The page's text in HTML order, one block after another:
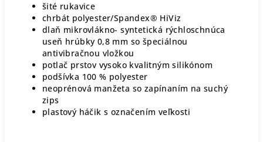
šité rukavice
chrbát polyester/Spandex® HiViz
dlaň mikrovlákno- syntetická rýchloschnúca
useň hrúbky 0,8 mm so špeciálnou
antivibračnou vložkou
potlač prstov vysoko kvalitným silikónom
podšívka 100 % polyester
neoprénová manžeta so zapínaním na suchý
zips
plastový háčik s označením veľkosti